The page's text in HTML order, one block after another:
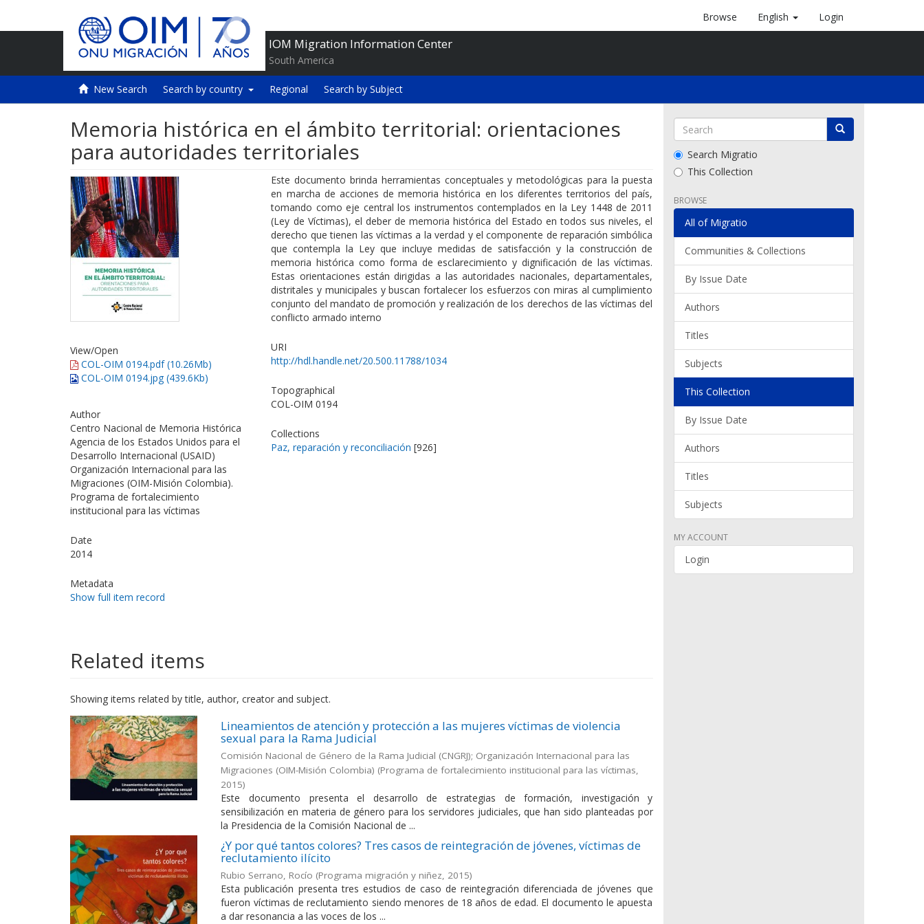
IOM Migration Information Center
South America
Browse English Login
New Search Search by country Regional Search by Subject
Memoria histórica en el ámbito territorial: orientaciones
para autoridades territoriales
View/Open
COL-OIM 0194.pdf (10.26Mb)
COL-OIM 0194.jpg (439.6Kb)
Author
Centro Nacional de Memoria Histórica
Agencia de los Estados Unidos para el
Desarrollo Internacional (USAID)
Organización Internacional para las
Migraciones (OIM-Misión Colombia).
Programa de fortalecimiento
institucional para las víctimas
Date
2014
Metadata
Show full item record
Este documento brinda herramientas conceptuales y metodológicas para la puesta
en marcha de acciones de memoria histórica en los diferentes territorios del país,
tomando como eje central los instrumentos contemplados en la Ley 1448 de 2011
(Ley de Víctimas), el deber de memoria histórica del Estado en todos sus niveles, el
derecho que tienen las víctimas a la verdad y el componente de reparación simbólica
que contempla la Ley que incluye medidas de satisfacción y la construcción de
memoria histórica como forma de esclarecimiento y dignificación de las víctimas.
Estas orientaciones están dirigidas a las autoridades nacionales, departamentales,
distritales y municipales y buscan fortalecer los esfuerzos con miras al cumplimiento
conjunto del mandato de promoción y realización de los derechos de las víctimas del
conflicto armado interno
URI
http://hdl.handle.net/20.500.11788/1034
Topographical
COL-OIM 0194
Collections
Paz, reparación y reconciliación [926]
Related items
Showing items related by title, author, creator and subject.
Lineamientos de atención y protección a las mujeres víctimas de violencia
sexual para la Rama Judicial
Comisión Nacional de Género de la Rama Judicial (CNGRJ); Organización Internacional para las
Migraciones (OIM-Misión Colombia) (Programa de fortalecimiento institucional para las víctimas,
2015)
Este documento presenta el desarrollo de estrategias de formación, investigación y
sensibilización en materia de género para los servidores judiciales, que han sido planteadas por
la Presidencia de la Comisión Nacional de ...
¿Y por qué tantos colores? Tres casos de reintegración de jóvenes, víctimas de
reclutamiento ilícito
Rubio Serrano, Rocío (Programa migración y niñez, 2015)
Esta publicación presenta tres estudios de caso de reintegración diferenciada de jóvenes que
fueron víctimas de reclutamiento siendo menores de 18 años de edad. El documento le apuesta
a dar resonancia a las voces de los ...
Search Migratio
This Collection
BROWSE
All of Migratio
Communities & Collections
By Issue Date
Authors
Titles
Subjects
This Collection
By Issue Date
Authors
Titles
Subjects
MY ACCOUNT
Login